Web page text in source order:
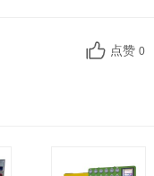
点赞 0